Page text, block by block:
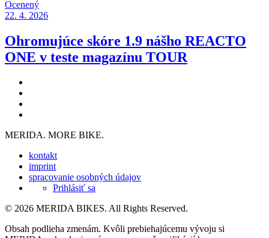
Ocenený
22. 4. 2026
Ohromujúce skóre 1.9 nášho REACTO
ONE v teste magazínu TOUR
MERIDA. MORE BIKE.
kontakt
imprint
spracovanie osobných údajov
Prihlásiť sa
© 2026 MERIDA BIKES. All Rights Reserved.
Obsah podlieha zmenám. Kvôli prebiehajúcemu vývoju si